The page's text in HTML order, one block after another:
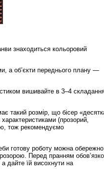
знаходиться кольоровий
а об’єкти переднього плану —
вишивайте в 3–4
такий розмір, що бісер
(прозорий,
тож рекомендуємо
готову роботу можна обережно
Перед пранням
дайте їй висохнути на